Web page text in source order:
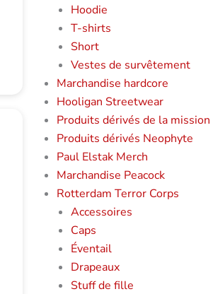
Hoodie
T-shirts
Short
Vestes de survêtement
Marchandise hardcore
Hooligan Streetwear
Produits dérivés de la mission
Produits dérivés Neophyte
Paul Elstak Merch
Marchandise Peacock
Rotterdam Terror Corps
Accessoires
Caps
Éventail
Drapeaux
Stuff de fille